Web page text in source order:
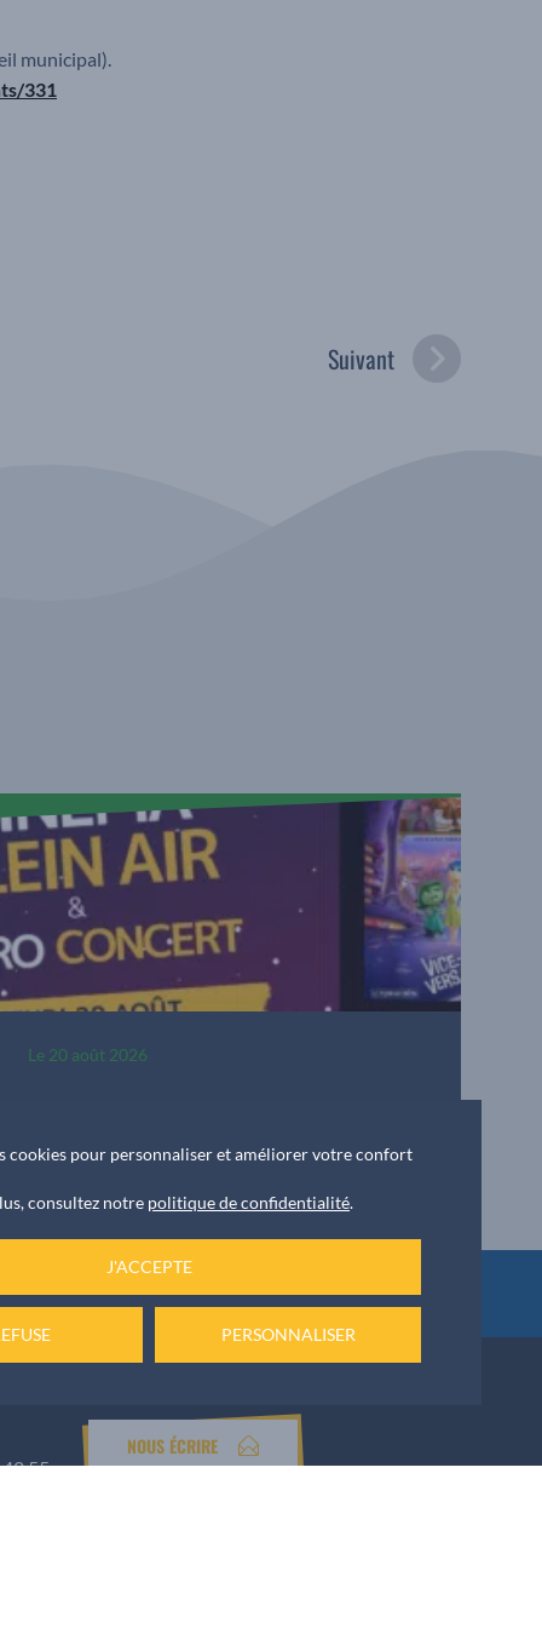
municipal).
331
Suivant
Le 20 août 2026
55
NOUS ÉCRIRE
cookies pour personnaliser et améliorer votre confort
consultez notre politique de confidentialité.
J'ACCEPTE
PERSONNALISER